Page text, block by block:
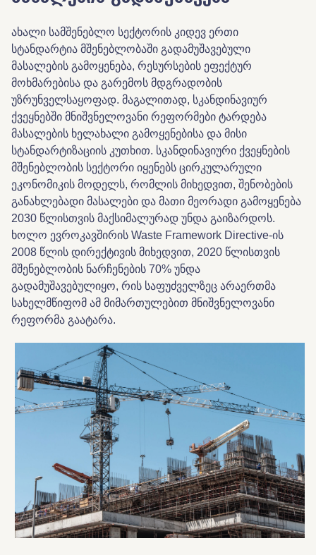
ახალი სამშენებლო სექტორის კიდევ ერთი
სტანდარტია მშენებლობაში გადამუშავებული
მასალების გამოყენება, რესურსების ეფექტურ
მოხმარებისა და გარემოს მდგრადობის
უზრუნველსაყოფად. მაგალითად, სკანდინავიურ
ქვეყნებში მნიშვნელოვანი რეფორმები ტარდება
მასალების ხელახალი გამოყენებისა და მისი
სტანდარტიზაციის კუთხით. სკანდინავიური ქვეყნების
მშენებლობის სექტორი იყენებს ცირკულარული
ეკონომიკის მოდელს, რომლის მიხედვით, შენობების
განახლებადი მასალები და მათი მეორადი გამოყენება
2030 წლისთვის მაქსიმალურად უნდა გაიზარდოს.
ხოლო ევროკავშირის Waste Framework Directive-ის
2008 წლის დირექტივის მიხედვით, 2020 წლისთვის
მშენებლობის ნარჩენების 70% უნდა
გადამუშავებულიყო, რის საფუძველზეც არაერთმა
სახელმწიფომ ამ მიმართულებით მნიშვნელოვანი
რეფორმა გაატარა.